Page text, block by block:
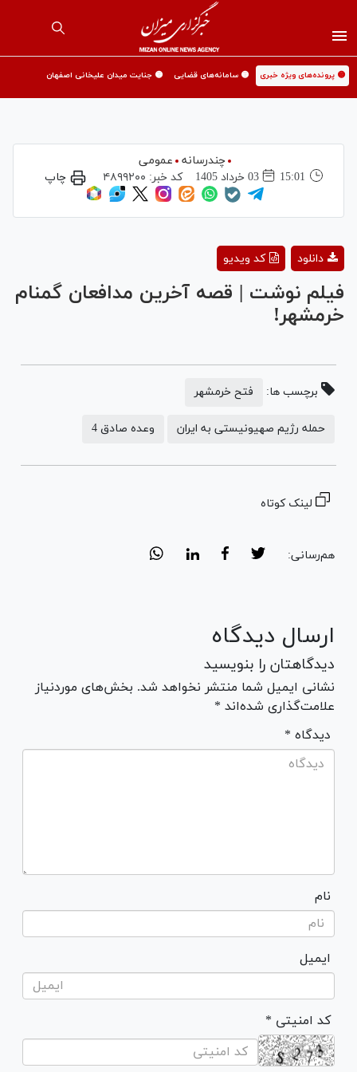
🟡 پرونده‌های ویژه خبری 🟡 سامانه‌های قضایی 🟡 جنایت میدان علیخانی اصفهان
چندرسانه
عمومی
15:01
03 خرداد 1405 کد خبر: ۴۸۹۹۲۰۰ چاپ
Video
کد ویدیو دانلود
فیلم نوشت | قصه آخرین مدافعان گمنام
خرمشهر!
برچسب ها: فتح خرمشهر
حمله رژیم صهیونیستی به ایران وعده صادق 4
لینک کوتاه
هم‌رسانی:
ارسال دیدگاه
دیدگاهتان را بنویسید
نشانی ایمیل شما منتشر نخواهد شد. بخش‌های موردنیاز
علامت‌گذاری شده‌اند *
* دیدگاه
نام
ایمیل
* کد امنیتی